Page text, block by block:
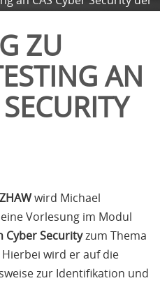
ZU
AN
ZHAWwird Michael
Vorlesung im Modul
Cyber Securityzum Thema
wird er auf die
zur Identifikation und